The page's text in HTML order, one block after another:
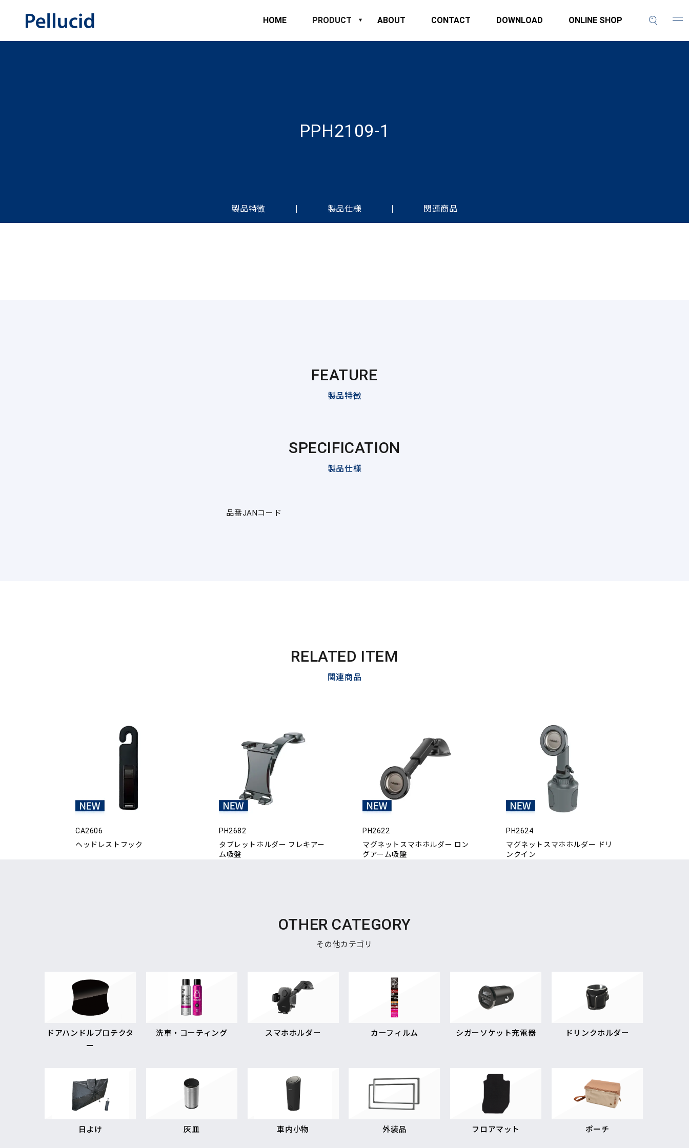
HOME PRODUCT ABOUT CONTACT DOWNLOAD ONLINE SHOP
PPH2109-1
製品特徴 製品仕様 関連商品
FEATURE
製品特徴
SPECIFICATION
製品仕様
品番JANコード
RELATED ITEM
関連商品
CA2606
ヘッドレストフック
PH2682
タブレットホルダー フレキアー
ム吸盤
PH2622
マグネットスマホホルダー ロン
グアーム吸盤
PH2624
マグネットスマホホルダー ドリ
ンクイン
OTHER CATEGORY
その他カテゴリ
ドアハンドルプロテクタ
ー
洗車・コーティング スマホホルダー カーフィルム シガーソケット充電器 ドリンクホルダー
日よけ 灰皿 車内小物 外装品 フロアマット ポーチ